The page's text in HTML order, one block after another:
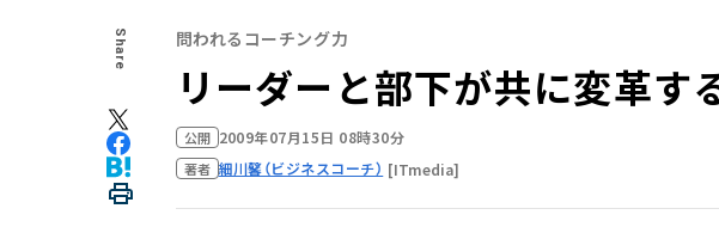
Share 問われるコーチング力
リーダーと部下が共に変革す
公開 2009年07月15日 08時30分
著者 細川馨（ビジネスコーチ） [ITmedia]